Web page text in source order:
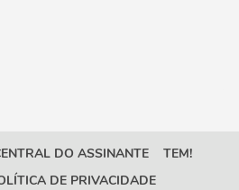
DO ASSINANTE
TEM!
DE PRIVACIDADE